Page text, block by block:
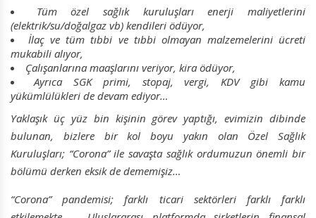
Tüm özel sağlık kuruluşları enerji maliyetlerini
(elektrik/su/doğalgaz vb) kendileri ödüyor,
İlaç ve tüm tıbbi ve tıbbi olmayan malzemelerini ücreti
mukabili alıyor,
Çalışanlarına maaşlarını veriyor, kira ödüyor,
Ayrıca SGK primi, stopaj, vergi, KDV gibi kamu
yükümlülükleri de devam ediyor…
Yaklaşık üç yüz bin kişinin görev yaptığı, evimizin dibinde
bulunan, bizlere bir kol boyu yakın olan Özel Sağlık
Kuruluşları; “Corona” ile savaşta sağlık ordumuzun önemli bir
bölümü derken eksik de dememişiz…
“Corona” pandemisi; farklı ticari sektörleri farklı farklı